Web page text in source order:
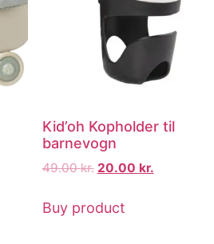
Kid’oh Kopholder til
barnevogn
49.00kr. 20.00 kr.
Buy product